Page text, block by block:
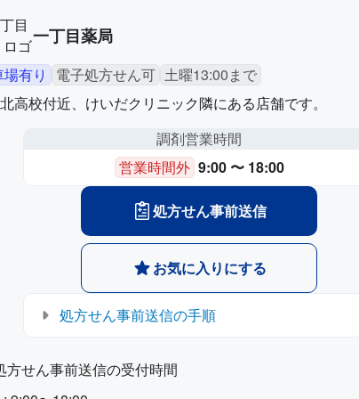
一丁目薬局
有り 電子処方せん可 土曜13:00まで
高校付近、けいだクリニック隣にある店舗です。
調剤営業時間
営業時間外 9:00 〜 18:00
処方せん事前送信
お気に入りにする
処方せん事前送信の手順
方せん事前送信の受付時間